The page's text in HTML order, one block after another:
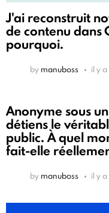
J'ai reconstruit
de contenu dans
pourquoi.
by manuboss il y
Anonyme sous
détiens le
public. À quel
fait-elle
by manuboss il y